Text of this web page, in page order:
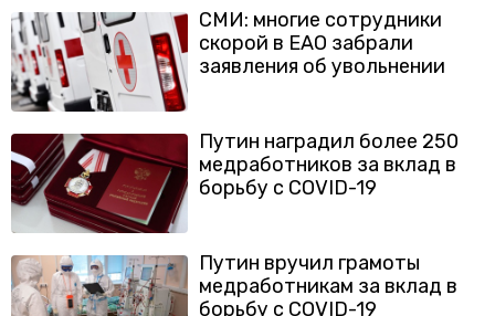
СМИ: многие сотрудники
скорой в ЕАО забрали
заявления об увольнении
Путин наградил более 250
медработников за вклад в
борьбу с COVID-19
Путин вручил грамоты
медработникам за вклад в
борьбу с COVID-19